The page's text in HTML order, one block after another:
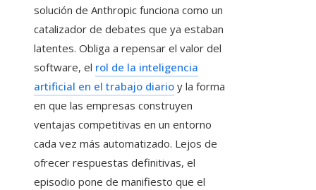
solución de Anthropic funciona como un
catalizador de debates que ya estaban
latentes. Obliga a repensar el valor del
software, el rol de la inteligencia
artificial en el trabajo diario y la forma
en que las empresas construyen
ventajas competitivas en un entorno
cada vez más automatizado. Lejos de
ofrecer respuestas definitivas, el
episodio pone de manifiesto que el